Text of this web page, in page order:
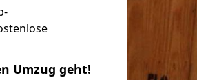
Umzug geht!